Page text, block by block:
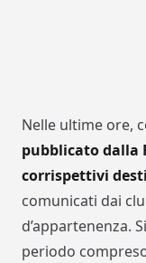
Nelle ultime ore,
pubblicato dalla
corrispettivi
comunicati dai
d’appartenenza.
periodo